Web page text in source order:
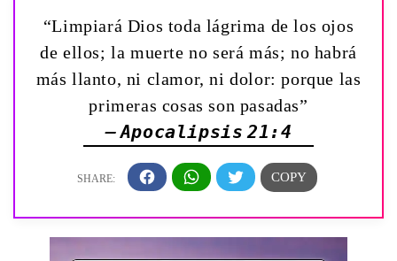
“Limpiará Dios toda lágrima de los ojos
de ellos; la muerte no será más; no habrá
más llanto, ni clamor, ni dolor: porque las
primeras cosas son pasadas”
— Apocalipsis 21:4